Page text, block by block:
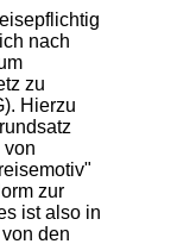
nach
zu
Hierzu
von
zur
ist also in
den